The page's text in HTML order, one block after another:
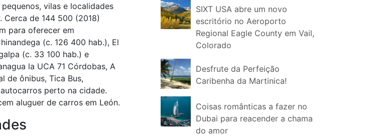
vilas e localidades
Cerca de 144 500 (2018)
para oferecer em
(c. 126 400 hab.), El
(c. 33 100 hab.) e
la UCA 71 Córdobas, A
de ônibus, Tica Bus,
perto na cidade.
aluguer de carros em León.
SIXT USA abre um novo
escritório no Aeroporto
Regional Eagle County em Vail,
Colorado
Desfrute da Perfeição
Caribenha da Martinica!
Coisas românticas a fazer no
Dubai para reacender a chama
do amor